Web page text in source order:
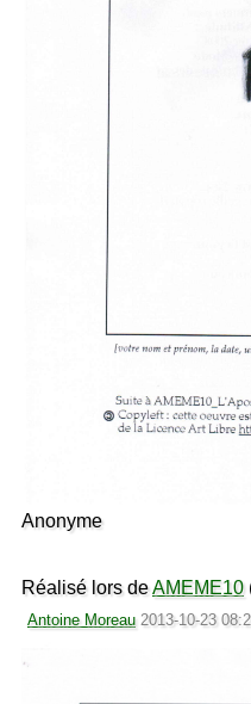
Anonyme
Réalisé lors deAMEME10
Antoine Moreau 2013-10-23